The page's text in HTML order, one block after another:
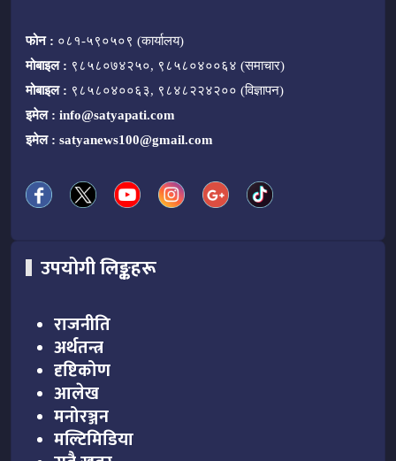
फोन : ०८१-५९०५०९ (कार्यालय)
मोबाइल : ९८५८०७४२५०, ९८५८०४००६४ (समाचार)
मोबाइल : ९८५८०४००६३, ९८४८२२४२०० (विज्ञापन)
इमेल : info@satyapati.com
इमेल : satyanews100@gmail.com
उपयोगी लिङ्कहरू
राजनीति
अर्थतन्त्र
दृष्टिकोण
आलेख
मनोरञ्जन
मल्टिमिडिया